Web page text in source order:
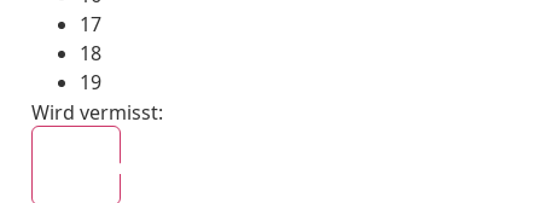
17
18
19
Wird vermisst: